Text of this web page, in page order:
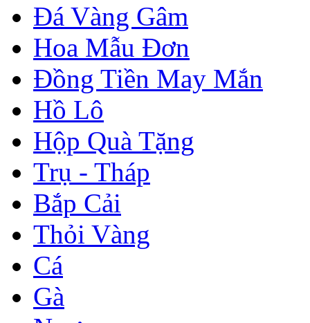
Đá Vàng Gâm
Hoa Mẫu Đơn
Đồng Tiền May Mắn
Hồ Lô
Hộp Quà Tặng
Trụ - Tháp
Bắp Cải
Thỏi Vàng
Cá
Gà